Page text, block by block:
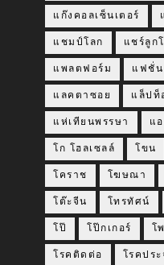
แก๊งคอลเซ็นเตอร์
แชมป์โลก แชร์ลูก
แพลตฟอร์ม แฟชั่น
แลคตาซอย แล็ปท็
แห่เทียนพรรษา แ
โก โฮลเซลล์ โขน
โคราช โฆษณา
โต๊ะจีน โทรทัศน์
โป๊ โป๊กเกอร์ โ
โรคติดต่อ โรคปร